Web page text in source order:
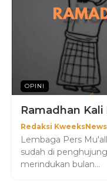
OPINI
Ramadhan Kali
Redaksi KweeksNews
Lembaga Pers
sudah di
merindukan bulan...